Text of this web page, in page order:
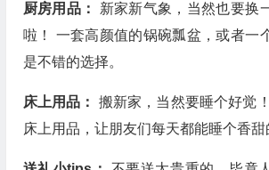
厨房用品： 新家新气象，当然也要换
啦！ 一套高颜值的锅碗瓢盆，或者一
是不错的选择。
床上用品： 搬新家，当然要睡个好觉
床上用品，让朋友们每天都能睡个香甜